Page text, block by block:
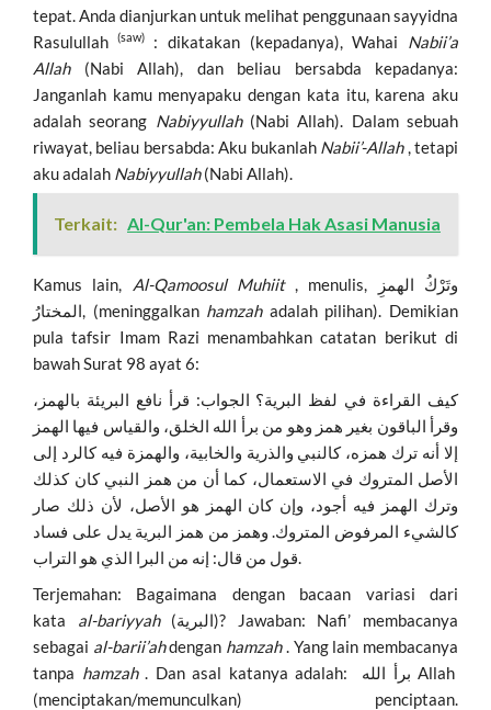
tepat. Anda dianjurkan untuk melihat penggunaan sayyidna
Rasulullah (saw): dikatakan (kepadanya), Wahai Nabii’a
Allah(Nabi Allah), dan beliau bersabda kepadanya:
Janganlah kamu menyapaku dengan kata itu, karena aku
adalah seorang Nabiyyullah(Nabi Allah). Dalam sebuah
riwayat, beliau bersabda: Aku bukanlah Nabii’-Allah, tetapi
aku adalah Nabiyyullah(Nabi Allah).
Terkait: Al-Qur'an: Pembela Hak Asasi Manusia
Kamus lain, Al-Qamoosul Muhiit, menulis, وتَرْكُ الهمزِ
المختارُ, (meninggalkan hamzahadalah pilihan). Demikian
pula tafsir Imam Razi menambahkan catatan berikut di
bawah Surat 98 ayat 6:
كيف القراءة في لفظ البرية؟ الجواب: قرأ نافع البريئة بالهمز،
وقرأ الباقون بغير همز وهو من برأ الله الخلق، والقياس فيها الهمز
إلا أنه ترك همزه، كالنبي والذرية والخابية، والهمزة فيه كالرد إلى
الأصل المتروك في الاستعمال، كما أن من همز النبي كان كذلك
وترك الهمز فيه أجود، وإن كان الهمز هو الأصل، لأن ذلك صار
كالشيء المرفوض المتروك. وهمز من همز البرية يدل على فساد
قول من قال: إنه من البرا الذي هو التراب.
Terjemahan: Bagaimana dengan bacaan variasi dari
kata al-bariyyah(البرية)? Jawaban: Nafi’ membacanya
sebagai al-barii’ahdengan hamzah. Yang lain membacanya
tanpa hamzah. Dan asal katanya adalah: برأ الله Allah
(menciptakan/memunculkan) penciptaan.